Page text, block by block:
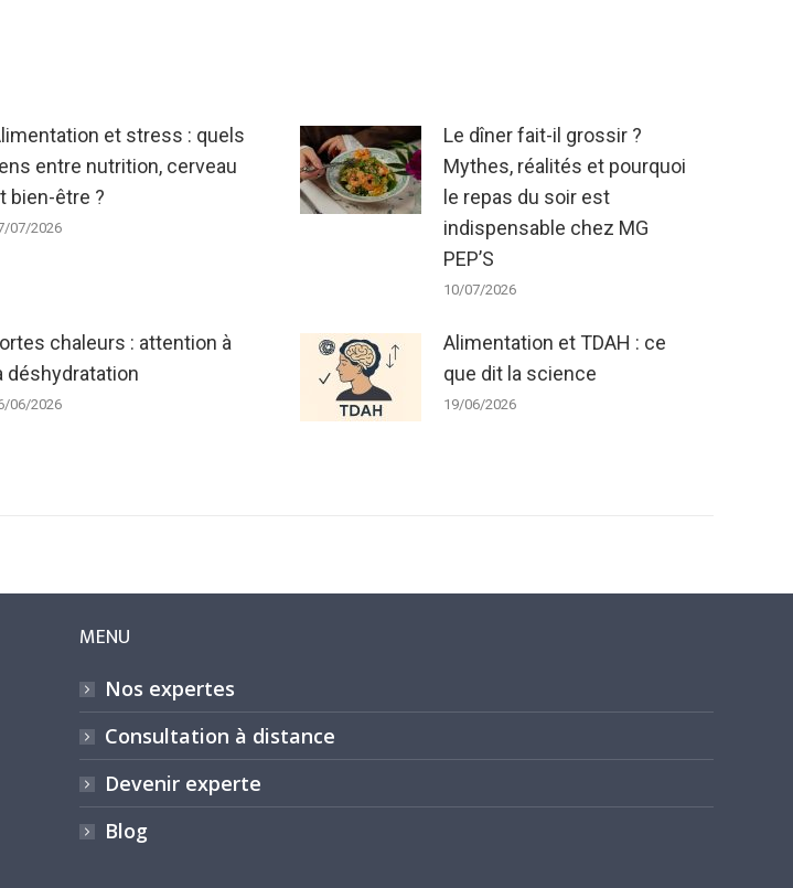
et stress : quels
entre nutrition, cerveau
bien-être ?
07/2026
Le dîner fait-il grossir ?
Mythes, réalités et pourquoi
le repas du soir est
indispensable chez MG
PEP’S
10/07/2026
chaleurs : attention à
déshydratation
06/2026
Alimentation et TDAH : ce
que dit la science
19/06/2026
MENU
Nos expertes
Consultation à distance
Devenir experte
Blog